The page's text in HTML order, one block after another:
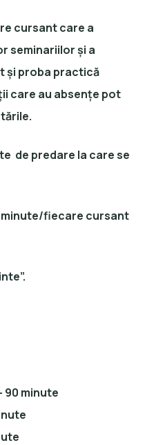
cursant care a
seminariilor și a
și proba practică
care au absențe pot
de predare la care se
minute/fiecare cursant
90 minute